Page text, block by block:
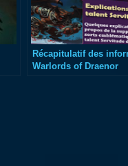
Récapitulatif des
Warlords of Draenor